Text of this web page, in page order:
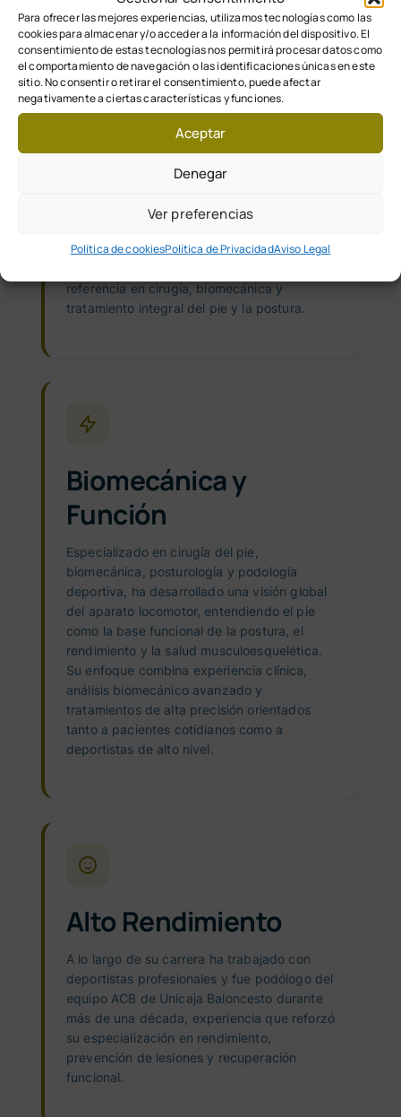
Para ofrecer las mejores experiencias, utilizamos tecnologías como las
cookies para almacenar y/o acceder a la información del dispositivo. El
consentimiento de estas tecnologías nos permitirá procesar datos como
el comportamiento de navegación o las identificaciones únicas en este
sitio. No consentir o retirar el consentimiento, puede afectar
negativamente a ciertas características y funciones.
Aceptar
Denegar
Ver preferencias
Política de cookiesPolítica de PrivacidadAviso Legal
Formación
Especializada
Su formación nacional e internacional, junto
quirúrgica, le ha permitido posicionar a
referencia en cirugía, biomecánica y
tratamiento integral del pie y la postura.
Biomecánica y
Función
Especializado en cirugía del pie,
biomecánica, posturología y podología
deportiva, ha desarrollado una visión global
del aparato locomotor, entendiendo el pie
como la base funcional de la postura, el
rendimiento y la salud musculoesquelética.
Su enfoque combina experiencia clínica,
análisis biomecánico avanzado y
tratamientos de alta precisión orientados
tanto a pacientes cotidianos como a
deportistas de alto nivel.
Alto Rendimiento
A lo largo de su carrera ha trabajado con
deportistas profesionales y fue podólogo del
equipo ACB de Unicaja Baloncesto durante
más de una década, experiencia que reforzó
su especialización en rendimiento,
prevención de lesiones y recuperación
funcional.